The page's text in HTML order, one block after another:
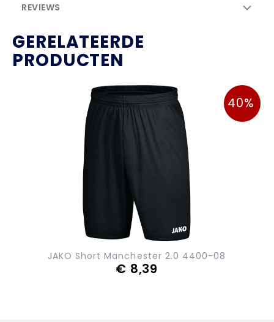
REVIEWS
GERELATEERDE
PRODUCTEN
40%
JAKO Short Manchester 2.0 4400-08
€ 8,39